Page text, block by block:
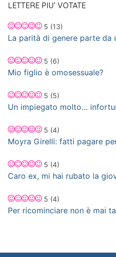
LETTERE PIU’ VOTATE
5 (13)
La parità di genere parte da
5 (6)
Mio figlio è omosessuale?
5 (5)
Un impiegato molto…
5 (4)
Moyra Girelli: fatti pagare
5 (4)
Caro ex, mi hai rubato la
5 (4)
Per ricominciare non è mai